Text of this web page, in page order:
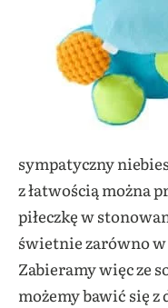
sympatyczny
z łatwością można
piłeczkę w
świetnie zarówno w
Zabieramy więc ze
możemy bawić się z